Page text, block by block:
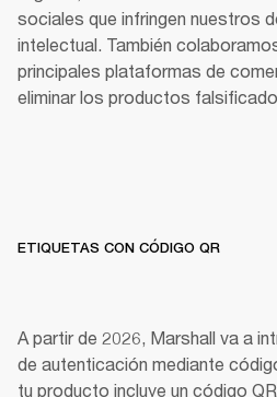
sociales que infringen nuestros
intelectual. También
principales plataformas de
eliminar los productos
ETIQUETAS CON CÓDIGO QR
A partir de 2026, Marshall va a
de autenticación mediante
tu producto incluye un código